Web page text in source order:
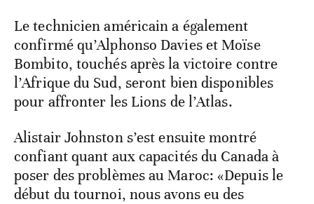
Le technicien américain a également
confirmé qu’Alphonso Davies et Moïse
Bombito, touchés après la victoire contre
l’Afrique du Sud, seront bien disponibles
pour affronter les Lions de l’Atlas.
Alistair Johnston s’est ensuite montré
confiant quant aux capacités du Canada à
poser des problèmes au Maroc: «Depuis le
début du tournoi, nous avons eu des